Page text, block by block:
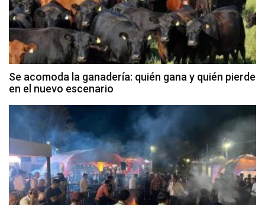
Se acomoda la ganadería: quién gana y quién pierde
en el nuevo escenario